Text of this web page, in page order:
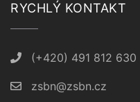
RYCHLÝ KONTAKT
(+420) 491 812 630
zsbn@zsbn.cz